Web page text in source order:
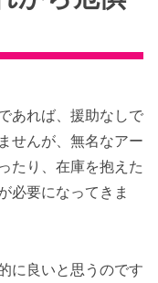
あれば、援助なしで
せんが、無名なアー
たり、在庫を抱えた
必要になってきま
に良いと思うのです